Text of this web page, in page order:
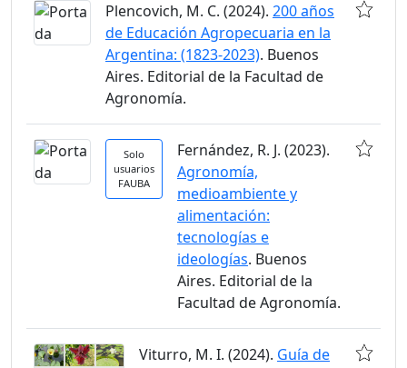
Plencovich, M. C. (2024). 200 años
de Educación Agropecuaria en la
Argentina: (1823-2023). Buenos
Aires. Editorial de la Facultad de
Agronomía.
Solo
usuarios
FAUBA
Fernández, R. J. (2023).
Agronomía,
medioambiente y
alimentación:
tecnologías e
ideologías. Buenos
Aires. Editorial de la
Facultad de Agronomía.
Viturro, M. I. (2024). Guía de